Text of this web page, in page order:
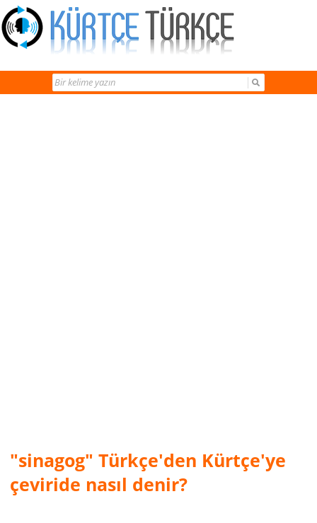
"sinagog" Türkçe'den Kürtçe'ye
çeviride nasıl denir?